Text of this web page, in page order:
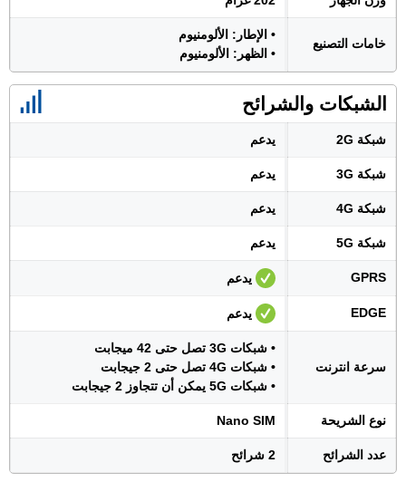
خامات التصنيع
• الإطار: الألومنيوم
• الظهر: الألومنيوم
الشبكات والشرائح
شبكة 2G يدعم
شبكة 3G يدعم
شبكة 4G يدعم
شبكة 5G يدعم
GPRS يدعم
EDGE يدعم
سرعة انترنت
• شبكات 3G تصل حتى 42 ميجابت
• شبكات 4G تصل حتى 2 جيجابت
• شبكات 5G يمكن أن تتجاوز 2 جيجابت
نوع الشريحة Nano SIM
عدد الشرائح 2 شرائح